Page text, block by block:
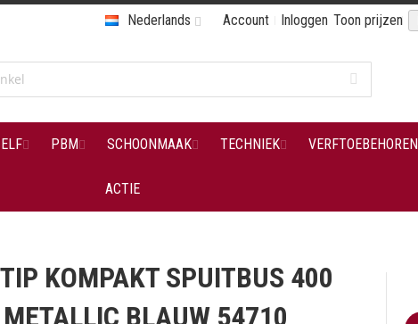
Account Inloggen Toon prijzen
Nederlands
PBM SCHOONMAAK TECHNIEK VERFTOEBEHOREN
ACTIE
KOMPAKT SPUITBUS 400
BLAUW 54710